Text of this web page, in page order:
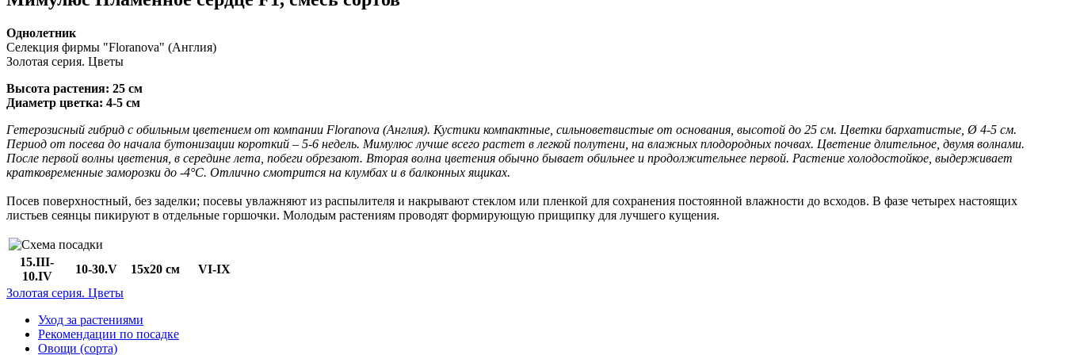
Однолетник
Селекция фирмы "Floranova" (Англия)
Золотая серия. Цветы
Высота растения: 25 см
Диаметр цветка: 4-5 см
Гетерозисный гибрид с обильным цветением от компании Floranova (Англия). Кустики компактные, сильноветвистые от основания, высотой до 25 см. Цветки бархатистые, Ø 4-5 см.
Период от посева до начала бутонизации короткий – 5-6 недель. Мимулюс лучше всего растет в легкой полутени, на влажных плодородных почвах. Цветение длительное, двумя волнами.
После первой волны цветения, в середине лета, побеги обрезают. Вторая волна цветения обычно бывает обильнее и продолжительнее первой. Растение холодостойкое, выдерживает
кратковременные заморозки до -4°С. Отлично смотрится на клумбах и в балконных ящиках.
Посев поверхностный, без заделки; посевы увлажняют из распылителя и накрывают стеклом или пленкой для сохранения постоянной влажности до всходов. В фазе четырех настоящих
листьев сеянцы пикируют в отдельные горшочки. Молодым растениям проводят формирующую прищипку для лучшего кущения.
15.III-
10.IV
10-30.V 15x20 см
VI-IX
Золотая серия. Цветы
Уход за растениями
Рекомендации по посадке
Овощи (сорта)